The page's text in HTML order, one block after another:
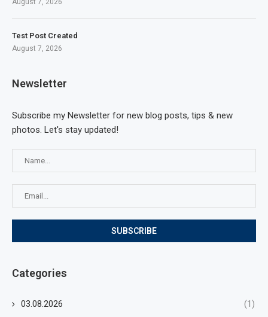
Test Post Created
August 7, 2026
Newsletter
Subscribe my Newsletter for new blog posts, tips & new
photos. Let's stay updated!
Categories
03.08.2026 (1)